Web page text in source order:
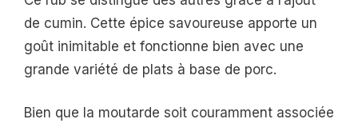
de cumin. Cette épice savoureuse apporte un
goût inimitable et fonctionne bien avec une
grande variété de plats à base de porc.
Bien que la moutarde soit couramment associée